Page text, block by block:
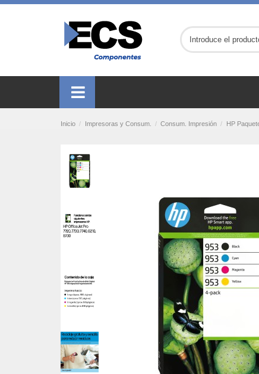
Inicio Impresoras y Consum. Consum. Impresión HP